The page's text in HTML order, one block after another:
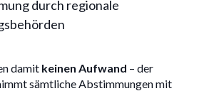
durch regionale
damit keinen Aufwand – der
sämtliche Abstimmungen mit